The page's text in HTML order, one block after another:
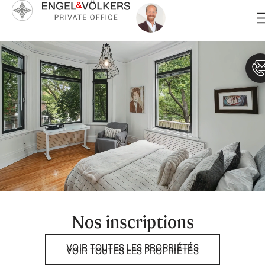
Aller
Nos inscriptions
VOIR TOUTES LES PROPRIÉTÉS
VOIR TOUTES LES PROPRIÉTÉS